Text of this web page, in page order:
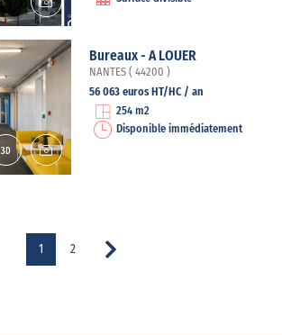
Bureaux - A LOUER
NANTES ( 44200 )
56 063 euros HT/HC / an
254 m2
Disponible immédiatement
1 2